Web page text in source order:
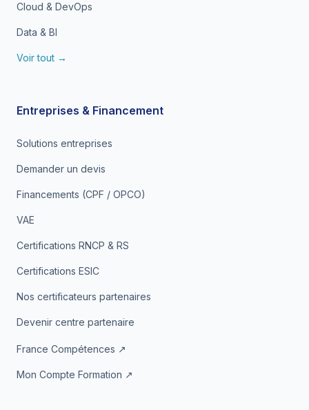
Cloud & DevOps
Data & BI
Voir tout →
Entreprises & Financement
Solutions entreprises
Demander un devis
Financements (CPF / OPCO)
VAE
Certifications RNCP & RS
Certifications ESIC
Nos certificateurs partenaires
Devenir centre partenaire
France Compétences ↗
Mon Compte Formation ↗